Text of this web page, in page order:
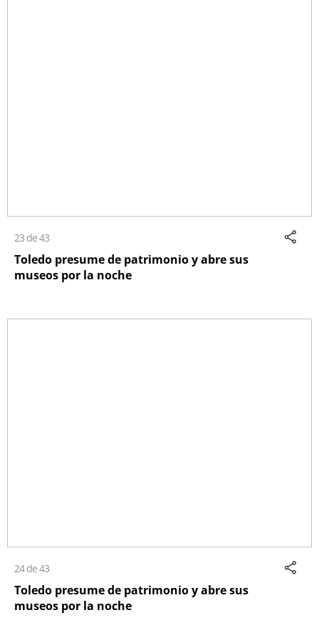
23 de 43
Toledo presume de patrimonio y abre sus
museos por la noche
24 de 43
Toledo presume de patrimonio y abre sus
museos por la noche